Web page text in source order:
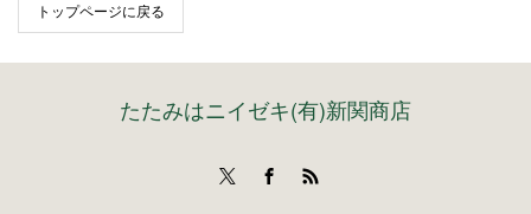
トップページに戻る
たたみはニイゼキ(有)新関商店